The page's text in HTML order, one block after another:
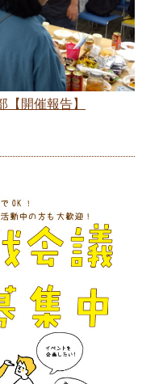
開催報告】